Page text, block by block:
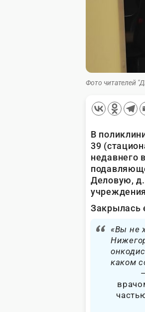
Фото читателей
В
39
недавнего
Деловую, д.
Закрылась
«Вы не
каком